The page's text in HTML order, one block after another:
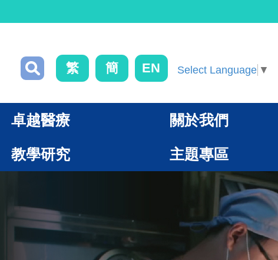
繁 簡 EN Select Language ▼
卓越醫療 關於我們
教學研究 主題專區